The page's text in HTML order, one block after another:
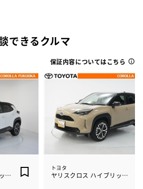
できるクルマ
保証内容についてはこちら
ヤリスクロス ハイブリッド Z
トヨタ
ヤリスクロス ハイブリッド Z